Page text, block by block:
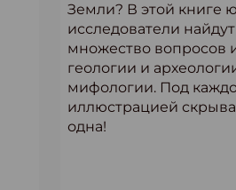
Земли? В этой книге
исследователи
множество вопросов
геологии и
мифологии. Под
иллюстрацией
одна!